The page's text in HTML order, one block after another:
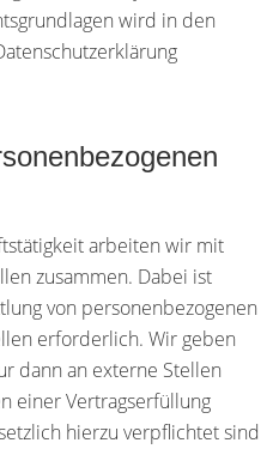
wird in den
arbeiten wir mit
zusammen. Dabei ist
von personenbezogenen
erforderlich. Wir geben
dann an externe Stellen
einer Vertragserfüllung
hierzu verpflichtet sind